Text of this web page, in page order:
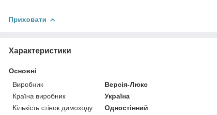
Приховати
Характеристики
Основні
Виробник
Версія-Люкс
Країна виробник
Україна
Кількість стінок димоходу
Одностінний